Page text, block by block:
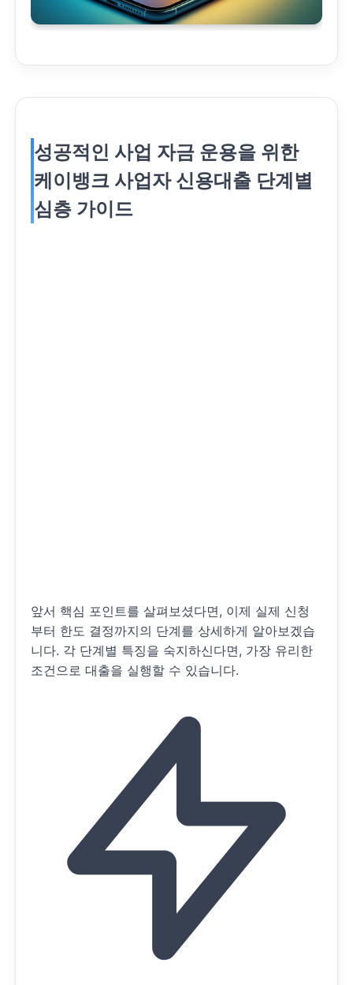
성공적인 사업 자금 운용을 위한
케이뱅크 사업자 신용대출 단계별
심층 가이드
앞서 핵심 포인트를 살펴보셨다면, 이제 실제 신청
부터 한도 결정까지의 단계를 상세하게 알아보겠습
니다. 각 단계별 특징을 숙지하신다면, 가장 유리한
조건으로 대출을 실행할 수 있습니다.